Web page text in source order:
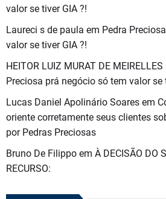
valor se tiver GIA ?!
Laureci s de paula em Pedra
valor se tiver GIA ?!
HEITOR LUIZ MURAT DE
Preciosa prá negócio só tem valor se
Lucas Daniel Apolinário Soares em
oriente corretamente seus clientes
por Pedras Preciosas
Bruno De Filippo em À DECISÃO DO
RECURSO: